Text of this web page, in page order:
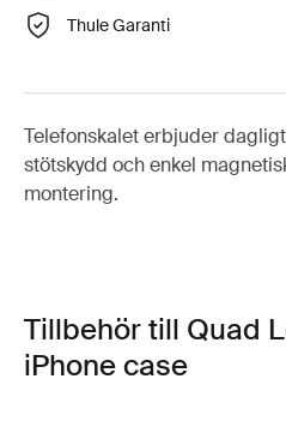
Thule Garanti
Telefonskalet erbjuder
stötskydd och enkel
montering.
Tillbehör till Quad
iPhone case